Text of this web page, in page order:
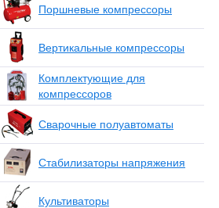
Поршневые компрессоры
Вертикальные компрессоры
Комплектующие для
компрессоров
Сварочные полуавтоматы
Стабилизаторы напряжения
Культиваторы